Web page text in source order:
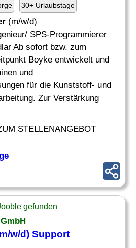
30+ Urlaubstage
(m/w/d)
SPS-Programmierer
Ab sofort bzw. zum
Boyke entwickelt und
und
für die Kunststoff- und
Zur Verstärkung
STELLENANGEBOT
gefunden
w/d) Support